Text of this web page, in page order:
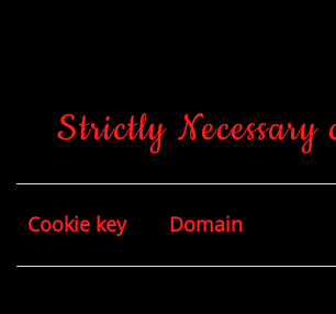
Strictly Necessary
Cookie key Domain